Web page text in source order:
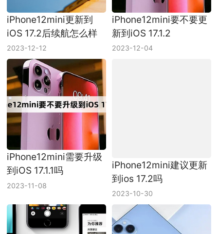
iPhone12mini更新到
iOS 17.2后续航怎么样
2023-12-12
iPhone12mini要不要更
新到iOS 17.1.2
2023-12-04
iPhone12mini需要升级
到iOS 17.1.1吗
2023-11-08
iPhone12mini建议更新
到ios 17.2吗
2023-10-30